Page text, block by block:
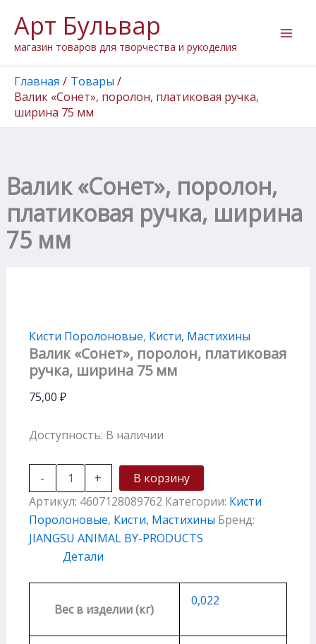
содержимому
Арт Бульвар
магазин товаров для творчества и рукоделия
Главная
Товары
Валик «Сонет», поролон, платиковая ручка,
ширина 75 мм
Валик «Сонет», поролон,
платиковая ручка, ширина
75 мм
Кисти Поролоновые, Кисти, Мастихины
Валик «Сонет», поролон, платиковая
ручка, ширина 75 мм
75,00 ₽
Доступность: В наличии
-
товара
Валик
"Сонет",
поролон,
платиковая
ручка,
ширина
75
+
В корзину
Артикул: 4607128089762 Категории: Кисти
Поролоновые, Кисти, Мастихины Бренд:
JIANGSU ANIMAL BY-PRODUCTS
Детали
Вес в изделии (кг)
0,022